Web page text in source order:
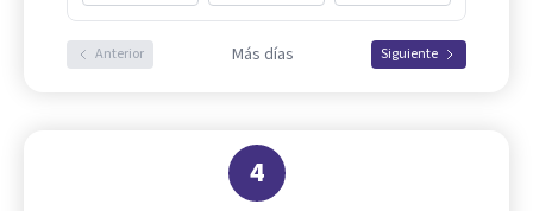
Anterior Más días Siguiente
4